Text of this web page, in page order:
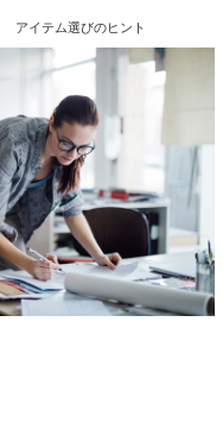
アイテム選びのヒント